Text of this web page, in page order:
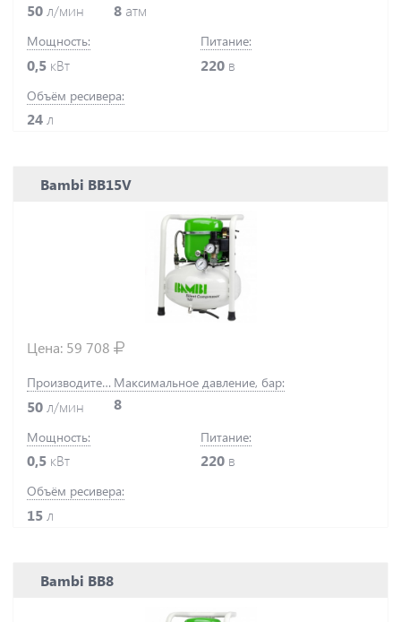
50л/мин 8 атм
Мощность:
0,5 кВт
Питание:
220 в
Объём ресивера:
24л
Bambi BB15V
Цена: 59 708
Производительность:
50 л/мин
Максимальное давление, бар:
8
Мощность:
0,5 кВт
Питание:
220 в
Объём ресивера:
15 л
Bambi BB8